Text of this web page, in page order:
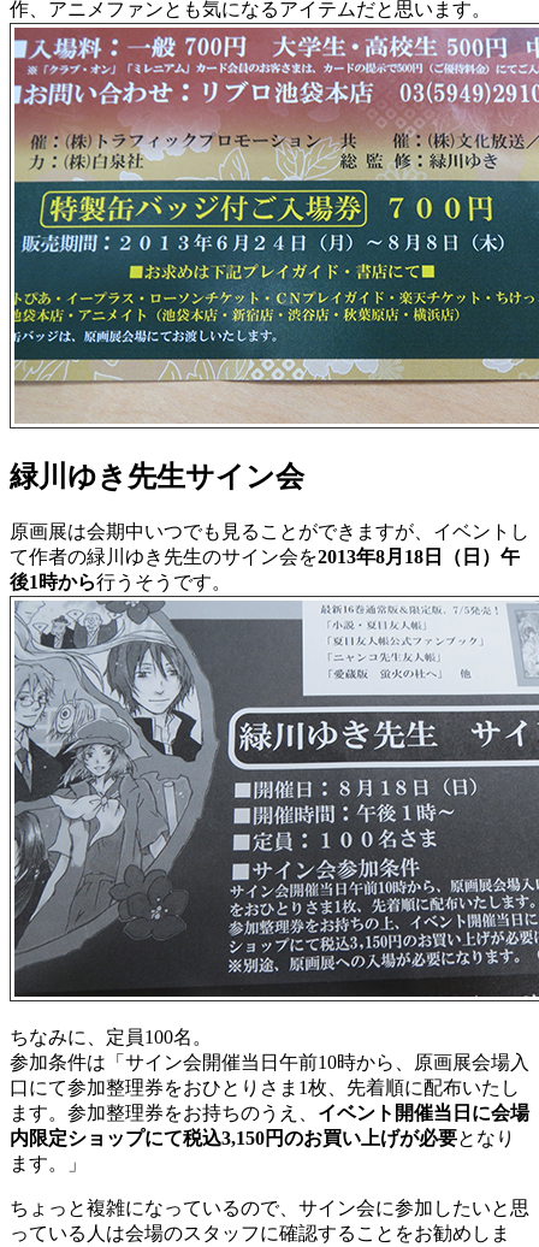
作、アニメファンとも気になるアイテムだと思います。
緑川ゆき先生サイン会
原画展は会期中いつでも見ることができますが、イベントし
て作者の緑川ゆき先生のサイン会を2013年8月18日（日）午
後1時から行うそうです。
ちなみに、定員100名。
参加条件は「サイン会開催当日午前10時から、原画展会場入
口にて参加整理券をおひとりさま1枚、先着順に配布いたし
ます。参加整理券をお持ちのうえ、 イベント開催当日に会場
内限定ショップにて税込3,150円のお買い上げが必要となり
ます。」
ちょっと複雑になっているので、サイン会に参加したいと思
っている人は会場のスタッフに確認することをお勧めしま